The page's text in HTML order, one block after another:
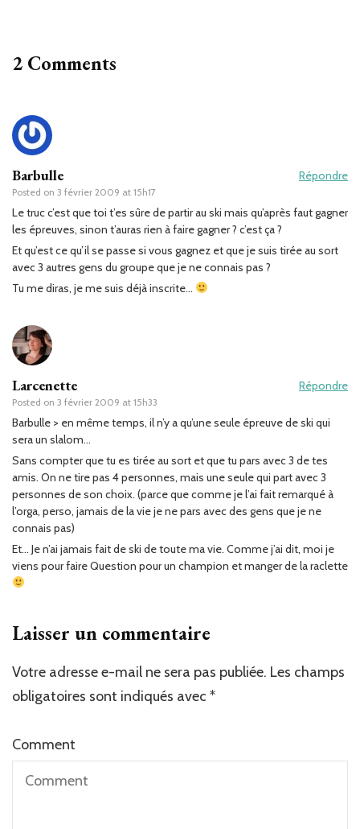
2 Comments
Barbulle
Posted on 3 février 2009 at 15h17
Répondre
Le truc c’est que toi t’es sûre de partir au ski mais qu’après faut gagner
les épreuves, sinon t’auras rien à faire gagner ? c’est ça ?
Et qu’est ce qu’il se passe si vous gagnez et que je suis tirée au sort
avec 3 autres gens du groupe que je ne connais pas ?
Tu me diras, je me suis déjà inscrite…
Larcenette
Posted on 3 février 2009 at 15h33
Répondre
Barbulle > en même temps, il n’y a qu’une seule épreuve de ski qui
sera un slalom…
Sans compter que tu es tirée au sort et que tu pars avec 3 de tes
amis. On ne tire pas 4 personnes, mais une seule qui part avec 3
personnes de son choix. (parce que comme je l’ai fait remarqué à
l’orga, perso, jamais de la vie je ne pars avec des gens que je ne
connais pas)
Et… Je n’ai jamais fait de ski de toute ma vie. Comme j’ai dit, moi je
viens pour faire Question pour un champion et manger de la raclette
Laisser un commentaire
Votre adresse e-mail ne sera pas publiée. Les champs
obligatoires sont indiqués avec *
Comment